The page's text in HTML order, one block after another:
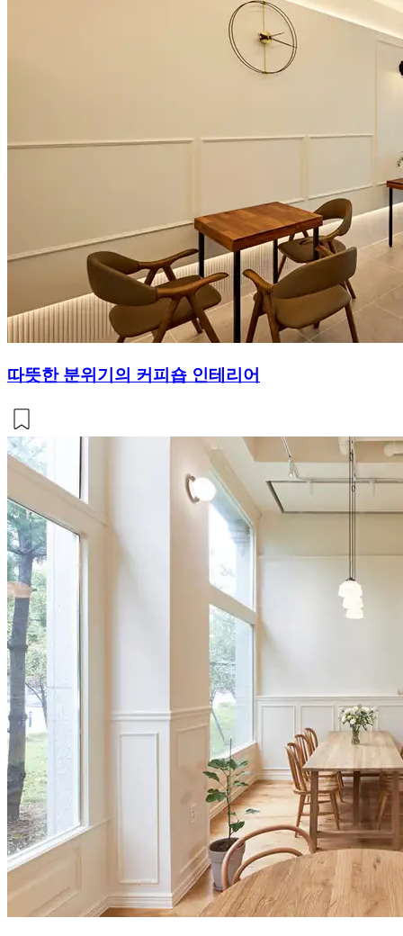
따뜻한 분위기의 커피숍 인테리어